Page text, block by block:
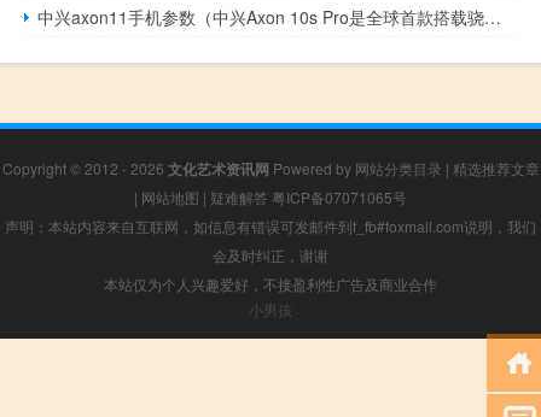
中兴axon11手机参数（中兴Axon 10s Pro是全球首款搭载骁龙865的手机）
Copyright © 2012 - 2026 文化艺术资讯网 Powered by 网站分类目录 | 精选推荐文章
| 网站地图 | 疑难解答 粤ICP备07071065号
声明：本站内容来自互联网，如信息有错误可发邮件到f_fb#foxmail.com说明，我们
会及时纠正，谢谢
本站仅为个人兴趣爱好，不接盈利性广告及商业合作
小男孩